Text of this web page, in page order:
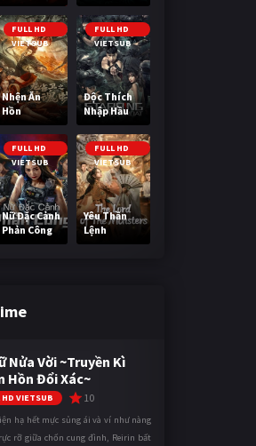
FULL HD
VIETSUB
Nhện Ăn
Hồn
FULL HD
VIETSUB
Độc Thích
Nhập Hầu
FULL HD
VIETSUB
Nữ Đặc Cảnh
Phản Công
FULL HD
VIETSUB
Yêu Thần
Lệnh
Nửa Vời ~Truyền Kì
Hồn Đổi Xác~
HD VIETSUB 10
hạ hết mực sủng ái và ví như nàng
rỡ giữa chốn cung đình, Reirin bất